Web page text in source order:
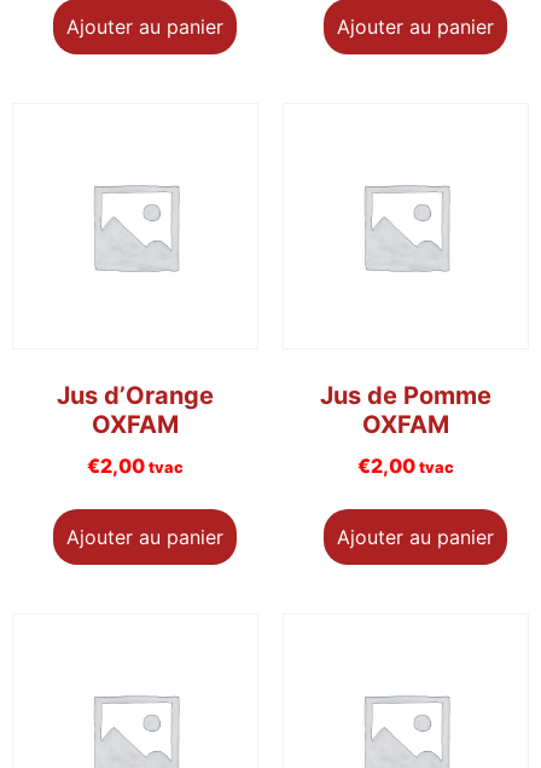
Ajouter au panier Ajouter au panier
Jus d’Orange
OXFAM
€2,00 tvac
Ajouter au panier
Jus de Pomme
OXFAM
€2,00 tvac
Ajouter au panier